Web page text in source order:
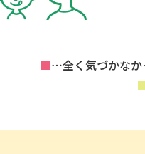
■…全く気づかなか